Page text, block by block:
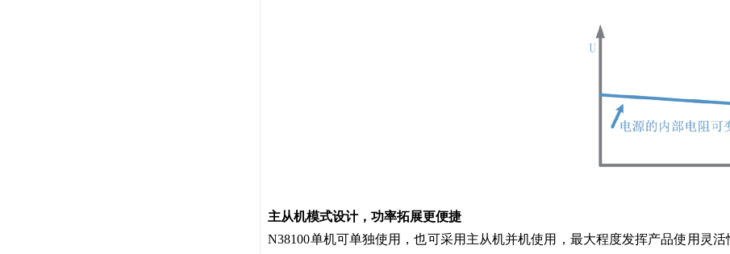
主从机模式设计，功率拓展更便捷
N38100单机可单独使用，也可采用主从机并机使用，最大程度发挥产品使用灵